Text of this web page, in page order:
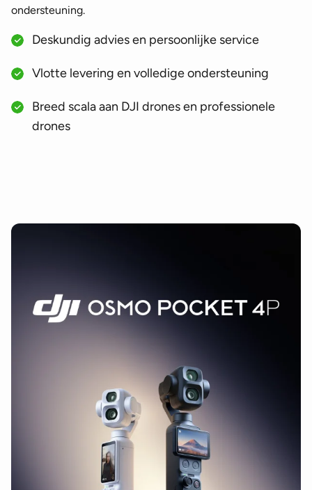
ondersteuning.
Deskundig advies en persoonlijke service
Vlotte levering en volledige ondersteuning
Breed scala aan DJI drones en professionele
drones